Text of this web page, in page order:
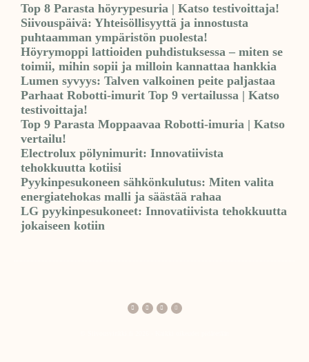
Top 8 Parasta höyrypesuria | Katso testivoittaja!
Siivouspäivä: Yhteisöllisyyttä ja innostusta
puhtaamman ympäristön puolesta!
Höyrymoppi lattioiden puhdistuksessa – miten se
toimii, mihin sopii ja milloin kannattaa hankkia
Lumen syvyys: Talven valkoinen peite paljastaa
Parhaat Robotti-imurit Top 9 vertailussa | Katso
testivoittaja!
Top 9 Parasta Moppaavaa Robotti-imuria | Katso
vertailu!
Electrolux pölynimurit: Innovatiivista
tehokkuutta kotiisi
Pyykinpesukoneen sähkönkulutus: Miten valita
energiatehokas malli ja säästää rahaa
LG pyykinpesukoneet: Innovatiivista tehokkuutta
jokaiseen kotiin